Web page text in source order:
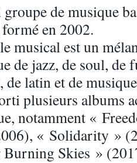
groupe de musique
en 2002.
musical est un
de jazz, de soul, de
de latin et de
plusieurs albums
notamment «
« Solidarity »
Burning Skies »